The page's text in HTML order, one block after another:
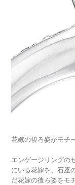
花嫁の後ろ姿がモチ
エンゲージリングの
にいる花嫁を、石座
だ花嫁の後ろ姿をモ